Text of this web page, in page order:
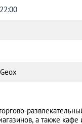
а также